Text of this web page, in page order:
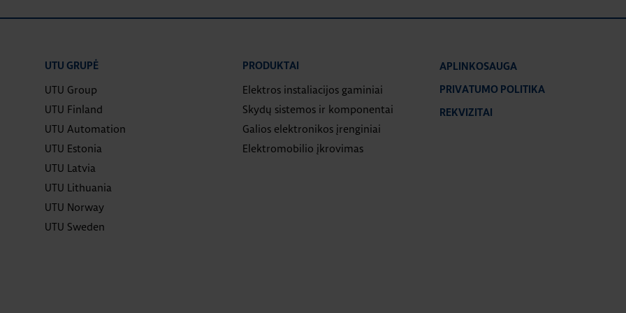
UTU GRUPĖ
UTU Group
UTU Finland
UTU Automation
UTU Estonia
UTU Latvia
UTU Lithuania
UTU Norway
UTU Sweden
PRODUKTAI
Elektros instaliacijos gaminiai
Skydų sistemos ir komponentai
Galios elektronikos įrenginiai
Elektromobilio įkrovimas
APLINKOSAUGA
PRIVATUMO POLITIKA
REKVIZITAI